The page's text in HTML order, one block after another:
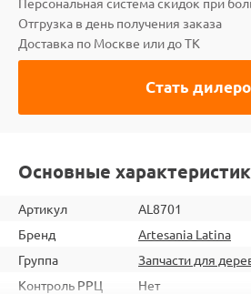
Отгрузка в день получения заказа
Доставка по Москве или до ТК
Стать
Основные
Артикул
AL8701
Бренд
Artesania Latina
Группа
Запчасти для
Контроль РРЦ
Нет